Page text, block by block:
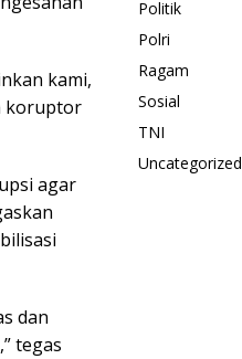
kami,
koruptor
agar
dan
tegas
Politik
Polri
Ragam
Sosial
TNI
Uncategorized